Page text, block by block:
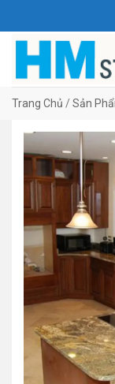
qua
Trang Chủ / Sản